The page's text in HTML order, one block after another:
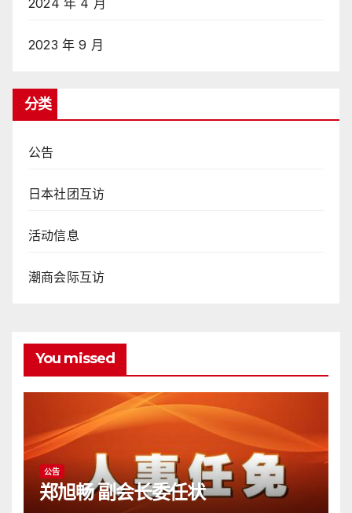
2024 年 4 月
2023 年 9 月
分类
公告
日本社团互访
活动信息
潮商会际互访
You missed
公告
郑旭畅 副会长委任状